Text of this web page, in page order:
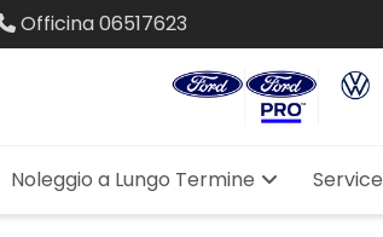
Officina06517623
Noleggio a Lungo Termine Service